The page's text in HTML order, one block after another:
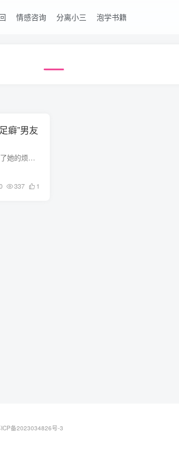
情感咨询 分离小三 泡学书籍
癖”男友
文|仙仙01.前不久，朋友刘妍妮跟我讲述了她的烦恼，就和男友的这种，在她眼中是很“特殊”的爱好有关。比起男友孙哲188cm的个子高高大大，刘妍妮差不多155cm的身高，和男友差不多是网上常说的“...
337 1
ICP备2023034826号-3